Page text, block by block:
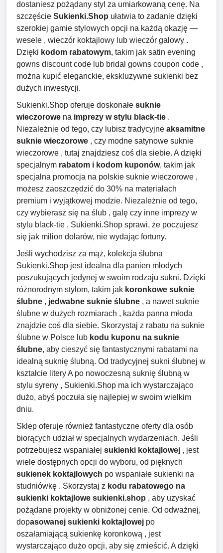
dostaniesz pożądany styl za umiarkowaną cenę. Na
szczęście Sukienki.Shop ułatwia to zadanie dzięki
szerokiej gamie stylowych opcji na każdą okazję —
wesele , wieczór koktajlowy lub wieczór galowy .
Dzięki kodom rabatowym, takim jak satin evening
gowns discount code lub bridal gowns coupon code ,
można kupić eleganckie, ekskluzywne sukienki bez
dużych inwestycji.
Sukienki.Shop oferuje doskonałe suknie
wieczorowe na imprezy w stylu black-tie .
Niezależnie od tego, czy lubisz tradycyjne aksamitne
suknie wieczorowe , czy modne satynowe suknie
wieczorowe , tutaj znajdziesz coś dla siebie. A dzięki
specjalnym rabatom i kodom kuponów, takim jak
specjalna promocja na polskie suknie wieczorowe ,
możesz zaoszczędzić do 30% na materiałach
premium i wyjątkowej modzie. Niezależnie od tego,
czy wybierasz się na ślub , galę czy inne imprezy w
stylu black-tie , Sukienki.Shop sprawi, że poczujesz
się jak milion dolarów, nie wydając fortuny.
Jeśli wychodzisz za mąż, kolekcja ślubna
Sukienki.Shop jest idealna dla panien młodych
poszukujących jedynej w swoim rodzaju sukni. Dzięki
różnorodnym stylom, takim jak koronkowe suknie
ślubne , jedwabne suknie ślubne , a nawet suknie
ślubne w dużych rozmiarach , każda panna młoda
znajdzie coś dla siebie. Skorzystaj z rabatu na suknie
ślubne w Polsce lub kodu kuponu na suknie
ślubne, aby cieszyć się fantastycznymi rabatami na
idealną suknię ślubną. Od tradycyjnej sukni ślubnej w
kształcie litery A po nowoczesną suknię ślubną w
stylu syreny , Sukienki.Shop ma ich wystarczająco
dużo, abyś poczuła się najlepiej w swoim wielkim
dniu.
Sklep oferuje również fantastyczne oferty dla osób
biorących udział w specjalnych wydarzeniach. Jeśli
potrzebujesz wspaniałej sukienki koktajlowej , jest
wiele dostępnych opcji do wyboru, od pięknych
sukienek koktajlowych po wspaniałe sukienki na
studniówkę . Skorzystaj z kodu rabatowego na
sukienki koktajlowe sukienki.shop , aby uzyskać
pożądane projekty w obniżonej cenie. Od odważnej,
dopasowanej sukienki koktajlowej po
oszałamiającą sukienkę koronkową , jest
wystarczająco dużo opcji, aby się zmieścić. A dzięki